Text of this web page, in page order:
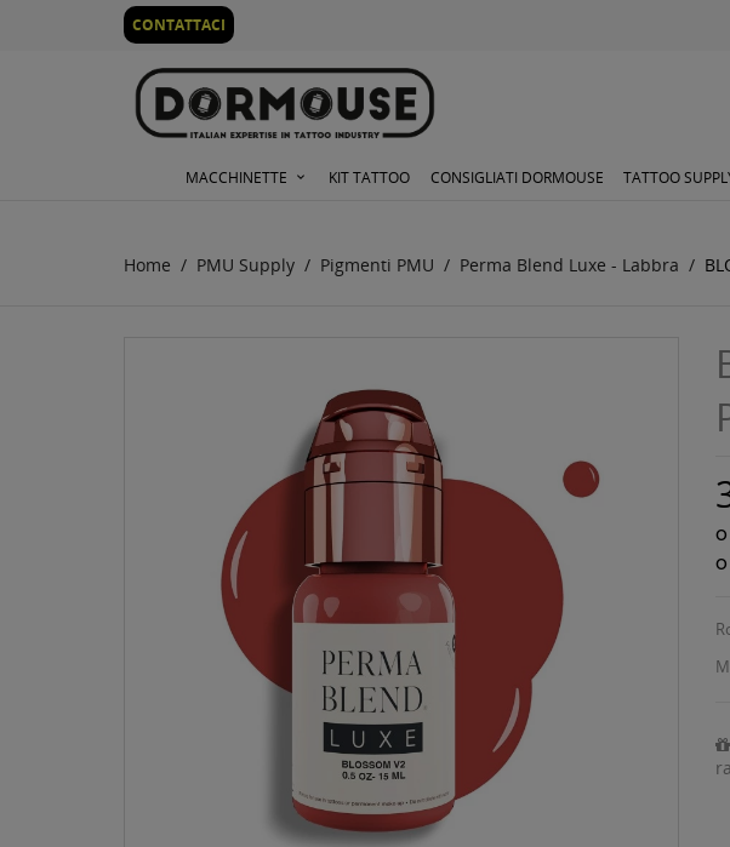
CONTATTACI
MACCHINETTE KIT TATTOO CONSIGLIATI DORMOUSE TATTOO
Home PMU Supply Pigmenti PMU Perma Blend Luxe - Labbra